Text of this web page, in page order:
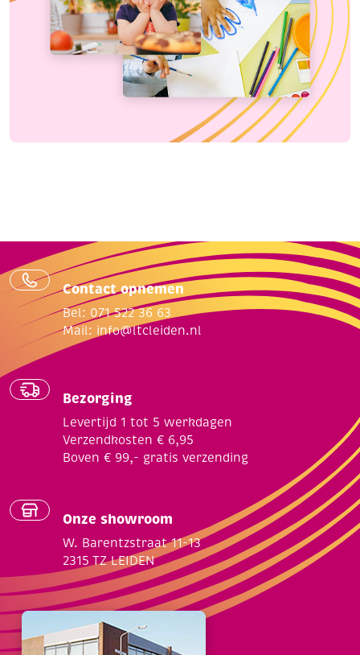
Contact opnemen
Bel: 071 522 36 63
Mail: info@ltcleiden.nl
Bezorging
Levertijd 1 tot 5 werkdagen
Verzendkosten € 6,95
Boven € 99,- gratis verzending
Onze showroom
W. Barentzstraat 11-13
2315 TZ LEIDEN